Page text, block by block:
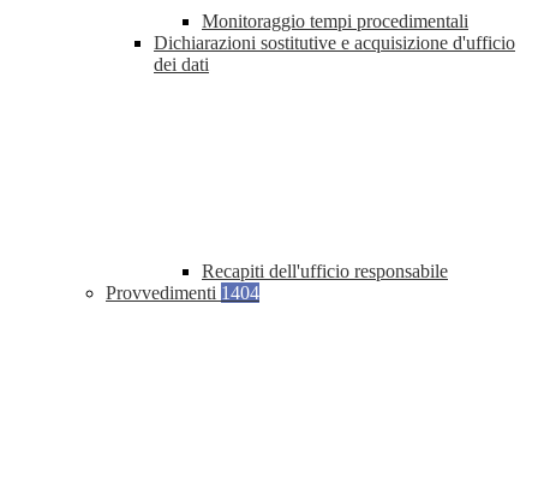
Monitoraggio tempi procedimentali
Dichiarazioni sostitutive e acquisizione d'ufficio
dei dati
Recapiti dell'ufficio responsabile
Provvedimenti 1404